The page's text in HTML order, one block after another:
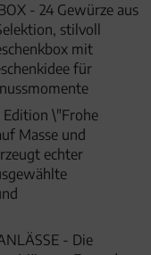
- 24 Gewürze aus
stilvoll
mit
für
Edition \"Frohe
Masse und
echter
- Die